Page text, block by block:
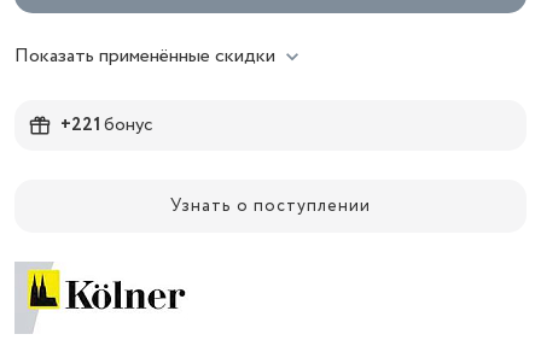
Показать применённые скидки
+221бонус
Узнать о поступлении